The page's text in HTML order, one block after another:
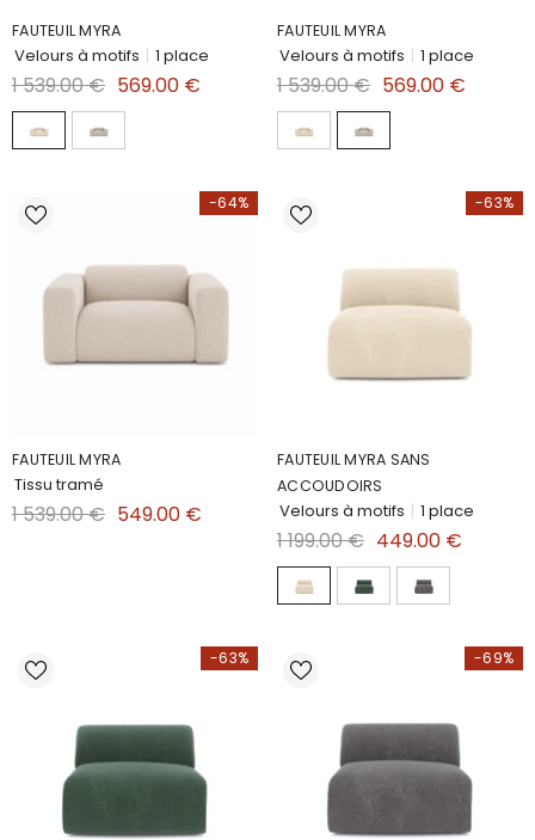
FAUTEUIL MYRA
Velours à motifs | 1 place
1 539.00 € 569.00 €
FAUTEUIL MYRA
Velours à motifs | 1 place
1 539.00 € 569.00 €
-64%
FAUTEUIL MYRA
Tissu tramé
1 539.00 € 549.00 €
-63%
FAUTEUIL MYRA SANS
ACCOUDOIRS
Velours à motifs | 1 place
1 199.00 € 449.00 €
-63% -69%